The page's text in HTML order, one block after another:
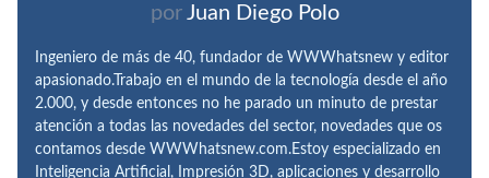
por Juan Diego Polo
Ingeniero de más de 40, fundador de WWWhatsnew y editor
apasionado.Trabajo en el mundo de la tecnología desde el año
2.000, y desde entonces no he parado un minuto de prestar
atención a todas las novedades del sector, novedades que os
contamos desde WWWhatsnew.com.Estoy especializado en
Inteligencia Artificial, Impresión 3D, aplicaciones y desarrollo